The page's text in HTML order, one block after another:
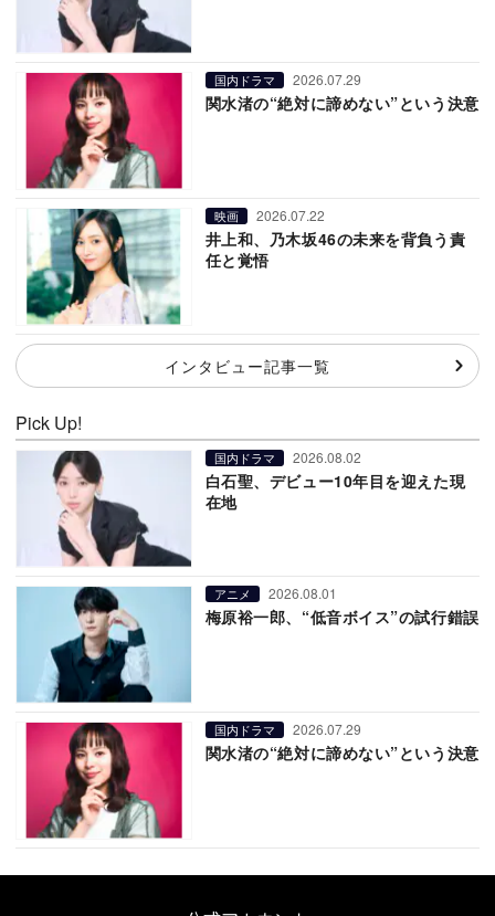
国内ドラマ 2026.07.29
関水渚の“絶対に諦めない”という決意
映画 2026.07.22
井上和、乃木坂46の未来を背負う責
任と覚悟
インタビュー記事一覧
Pick Up!
国内ドラマ 2026.08.02
白石聖、デビュー10年目を迎えた現
在地
アニメ 2026.08.01
梅原裕一郎、“低音ボイス”の試行錯誤
国内ドラマ 2026.07.29
関水渚の“絶対に諦めない”という決意